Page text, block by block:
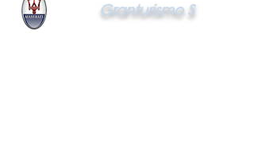
Granturismo S